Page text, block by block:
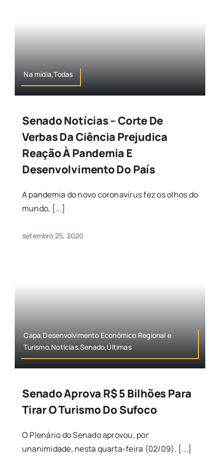
Na mídia,Todas
Senado Notícias – Corte De
Verbas Da Ciência Prejudica
Reação À Pandemia E
Desenvolvimento Do País
A pandemia do novo coronavírus fez os olhos do
mundo, [...]
setembro 25, 2020
Capa,Desenvolvimento Econômico Regional e
Turismo,Notícias,Senado,Últimas
Senado Aprova R$ 5 Bilhões Para
Tirar O Turismo Do Sufoco
O Plenário do Senado aprovou, por
unanimidade, nesta quarta-feira (02/09), [...]